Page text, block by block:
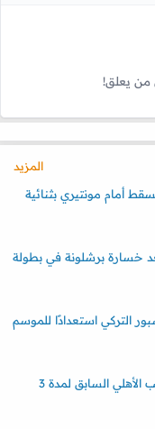
من يعلق!
المزيد
أمام مونتيري بثنائية
خسارة برشلونة في بطولة
التركي استعدادًا للموسم
خاص.. بيراميدز يحصل على توقيع لاعب الأهلي السابق لمدة 3